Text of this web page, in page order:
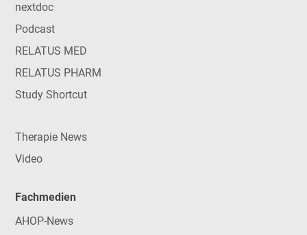
nextdoc
Podcast
RELATUS MED
RELATUS PHARM
Study Shortcut
Therapie News
Video
Fachmedien
AHOP-News